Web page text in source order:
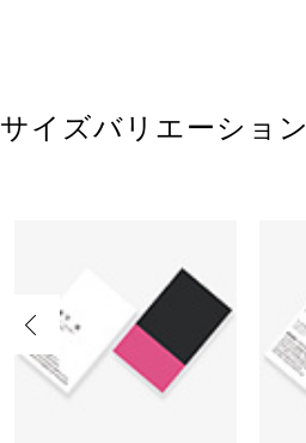
サイズバリエーション
Previous